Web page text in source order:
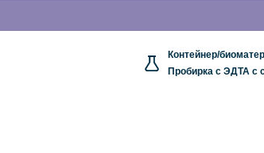
Контейнер/
Пробирка с ЭДТА с